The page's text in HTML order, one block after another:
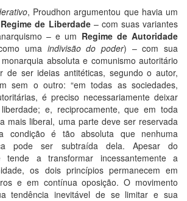
, Proudhon argumentou que havia um
Regime de Liberdade– com suas variantes
– e um Regime de Autoridade
uma indivisão do poder) – com sua
absoluta e comunismo autoritário
de ser ideias antitéticas, segundo o autor,
sem o outro: “em todas as sociedades,
é preciso necessariamente deixar
e, reciprocamente, que em toda
mais liberal, uma parte deve ser reservada
condição é tão absoluta que nenhuma
pode ser subtraída dela. Apesar do
tende a transformar incessantemente a
os dois princípios permanecem em
e em contínua oposição. O movimento
tendência inevitável de se limitar e sua